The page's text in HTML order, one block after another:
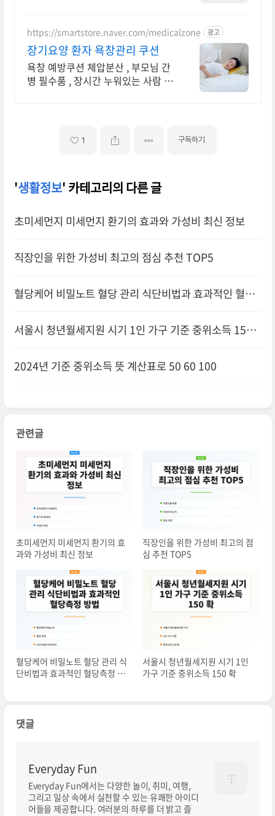
https://smartstore.naver.com/medicalzone 광고
장기요양 환자 욕창관리 쿠션
욕창 예방쿠션 체압분산 , 부모님 간
병 필수품 , 장시간 누워있는 사람 필
1 구독하기
'생활정보' 카테고리의 다른 글
초미세먼지 미세먼지 환기의 효과와 가성비 최신 정보
직장인을 위한 가성비 최고의 점심 추천 TOP5
혈당케어 비밀노트 혈당 관리 식단비법과 효과적인 혈당
서울시 청년월세지원 시기 1인 가구 기준 중위소득 150
2024년 기준 중위소득 뜻 계산표로 50 60 100
관련글
초미세먼지 미세먼지 환기의 효
과와 가성비 최신 정보
직장인을 위한 가성비 최고의 점
심 추천 TOP5
혈당케어 비밀노트 혈당 관리 식
단비법과 효과적인 혈당측정 방
서울시 청년월세지원 시기 1인
가구 기준 중위소득 150 확
댓글
Everyday Fun
Everyday Fun에서는 다양한 놀이, 취미, 여행,
그리고 일상 속에서 실천할 수 있는 유쾌한 아이디
어들을 제공합니다. 여러분의 하루를 더 밝고 즐